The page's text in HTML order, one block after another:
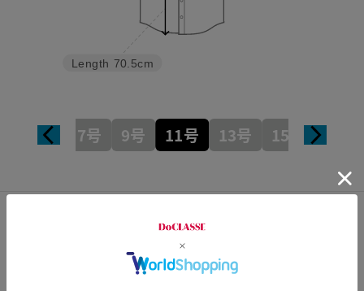
Length 70.5cm
7号 9号 11号 13号 15号